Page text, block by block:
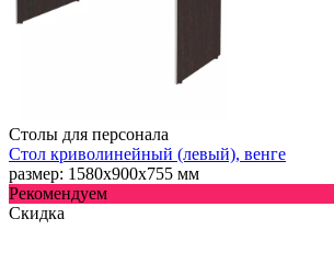
Столы для персонала
Стол криволинейный (левый), венге
размер: 1580х900х755 мм
Рекомендуем
Скидка